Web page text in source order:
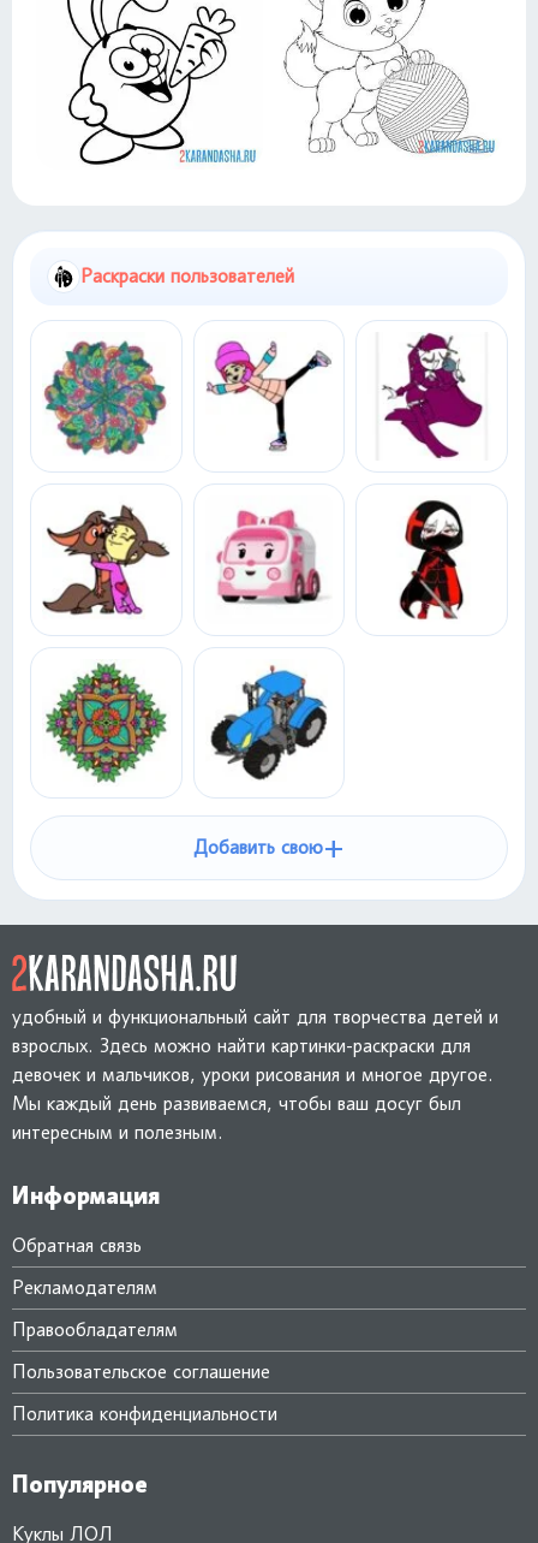
Раскраски пользователей
Добавить свою+
удобный и функциональный сайт для творчества детей и
взрослых. Здесь можно найти картинки-раскраски для
девочек и мальчиков, уроки рисования и многое другое.
Мы каждый день развиваемся, чтобы ваш досуг был
интересным и полезным.
Информация
Обратная связь
Рекламодателям
Правообладателям
Пользовательское соглашение
Политика конфиденциальности
Популярное
Куклы ЛОЛ